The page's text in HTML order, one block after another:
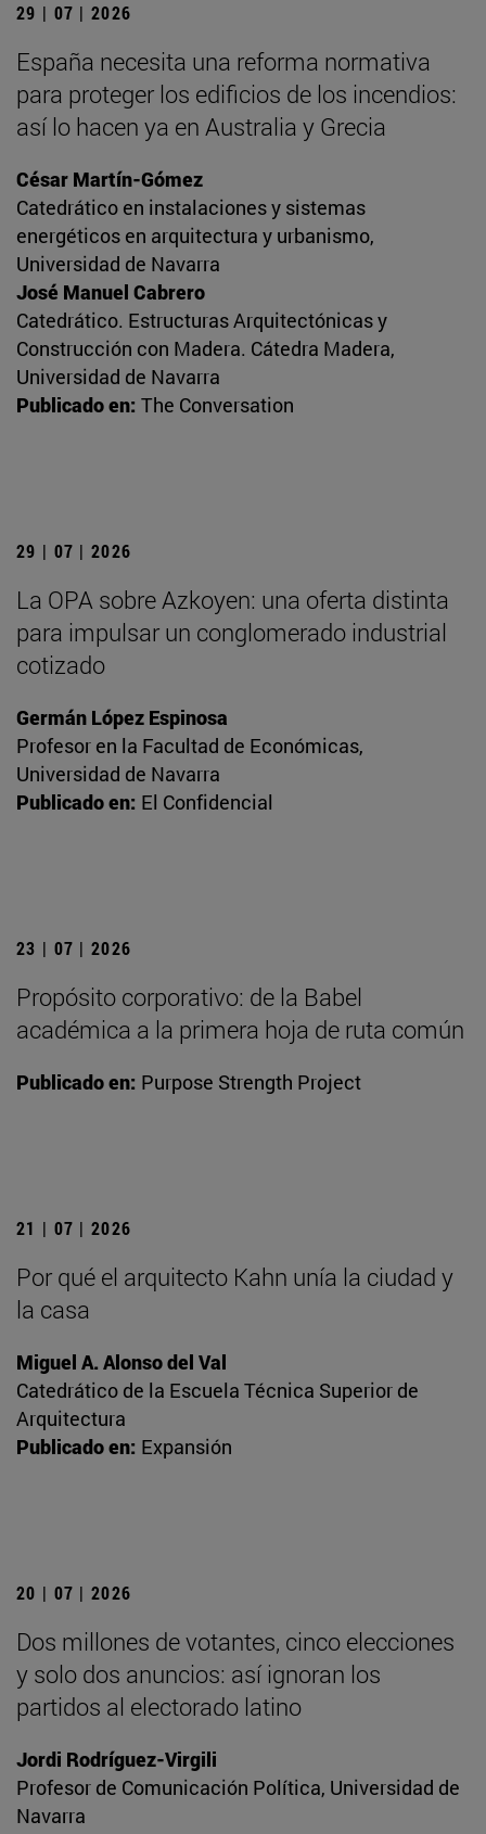
29 | 07 | 2026
España necesita una reforma normativa
para proteger los edificios de los incendios:
así lo hacen ya en Australia y Grecia
César Martín-Gómez
Catedrático en instalaciones y sistemas
energéticos en arquitectura y urbanismo,
Universidad de Navarra
José Manuel Cabrero
Catedrático. Estructuras Arquitectónicas y
Construcción con Madera. Cátedra Madera,
Universidad de Navarra
Publicado en: The Conversation
29 | 07 | 2026
La OPA sobre Azkoyen: una oferta distinta
para impulsar un conglomerado industrial
cotizado
Germán López Espinosa
Profesor en la Facultad de Económicas,
Universidad de Navarra
Publicado en: El Confidencial
23 | 07 | 2026
Propósito corporativo: de la Babel
académica a la primera hoja de ruta común
Publicado en: Purpose Strength Project
21 | 07 | 2026
Por qué el arquitecto Kahn unía la ciudad y
la casa
Miguel A. Alonso del Val
Catedrático de la Escuela Técnica Superior de
Arquitectura
Publicado en: Expansión
20 | 07 | 2026
Dos millones de votantes, cinco elecciones
y solo dos anuncios: así ignoran los
partidos al electorado latino
Jordi Rodríguez-Virgili
Profesor de Comunicación Política, Universidad de
Navarra